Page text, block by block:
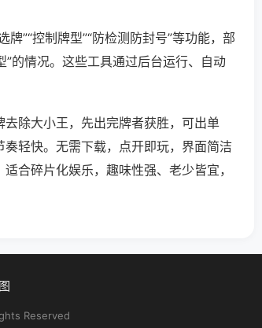
”“控制牌型”“防检测防封号”等功能，部
”的情况。这些工具通过后台运行、自动
除大小王，先出完牌者获胜，可出单
轻快。无需下载，点开即玩，界面简洁
合碎片化娱乐，趣味性强、老少皆宜，
Reserved